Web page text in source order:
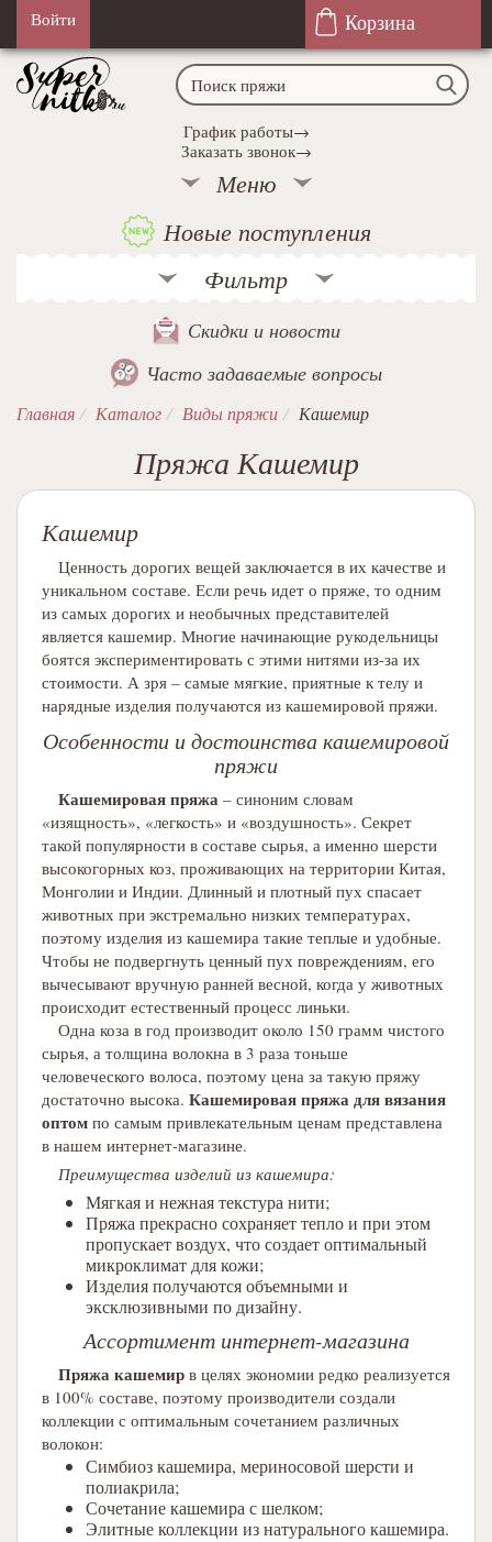
Войти Корзина
График работы→
Заказать звонок→
Меню
Новые поступления
Фильтр
Скидки и новости
Часто задаваемые вопросы
Главная Каталог Виды пряжи Кашемир
Пряжа Кашемир
Кашемир
Ценность дорогих вещей заключается в их качестве и
уникальном составе. Если речь идет о пряже, то одним
из самых дорогих и необычных представителей
является кашемир. Многие начинающие рукодельницы
боятся экспериментировать с этими нитями из-за их
стоимости. А зря – самые мягкие, приятные к телу и
нарядные изделия получаются из кашемировой пряжи.
Особенности и достоинства кашемировой
пряжи
Кашемировая пряжа – синоним словам
«изящность», «легкость» и «воздушность». Секрет
такой популярности в составе сырья, а именно шерсти
высокогорных коз, проживающих на территории Китая,
Монголии и Индии. Длинный и плотный пух спасает
животных при экстремально низких температурах,
поэтому изделия из кашемира такие теплые и удобные.
Чтобы не подвергнуть ценный пух повреждениям, его
вычесывают вручную ранней весной, когда у животных
происходит естественный процесс линьки.
Одна коза в год производит около 150 грамм чистого
сырья, а толщина волокна в 3 раза тоньше
человеческого волоса, поэтому цена за такую пряжу
достаточно высока. Кашемировая пряжа для вязания
оптом по самым привлекательным ценам представлена
в нашем интернет-магазине.
Преимущества изделий из кашемира:
Мягкая и нежная текстура нити;
Пряжа прекрасно сохраняет тепло и при этом
пропускает воздух, что создает оптимальный
микроклимат для кожи;
Изделия получаются объемными и
эксклюзивными по дизайну.
Ассортимент интернет-магазина
Пряжа кашемир в целях экономии редко реализуется
в 100% составе, поэтому производители создали
коллекции с оптимальным сочетанием различных
волокон:
Симбиоз кашемира, мериносовой шерсти и
полиакрила;
Сочетание кашемира с шелком;
Элитные коллекции из натурального кашемира.